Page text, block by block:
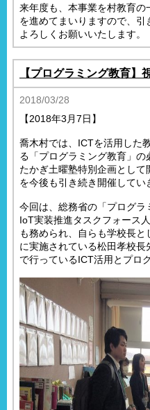
来年度も、本事業を村教育
を進めてまいりますので、
よろしくお願いいたします。
【プログラミング教育】
2018/03/28
【2018年3月7日】
喬木村では、ICTを活用した
る「プログラミング教育」の
たかぎ土曜塾特別企画として
を今後も引き続き開催してい
今回は、総務省の「プログ
IoT実装推進タスクフォース
も務められ、自らも学校長
に実施されている松田孝校
で行っているICT活用とプロ